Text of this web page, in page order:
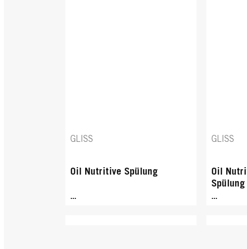
GLISS
Oil Nutritive Spülung
...
GLISS
Oil
Spülung
...